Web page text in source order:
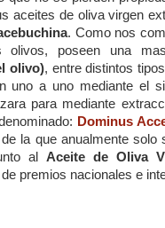
aceites de oliva virgen
. Como nos
poseen una
olivo), entre distintos
uno a uno mediante el
para mediante
Dominus
la que anualmente
al Aceite de Oliva
premios nacionales e